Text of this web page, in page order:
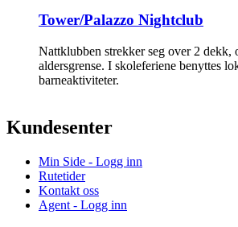
Tower/Palazzo Nightclub
Nattklubben strekker seg over 2 dekk,
aldersgrense. I skoleferiene benyttes
barneaktiviteter.
Kundesenter
Min Side - Logg inn
Rutetider
Kontakt oss
Agent - Logg inn